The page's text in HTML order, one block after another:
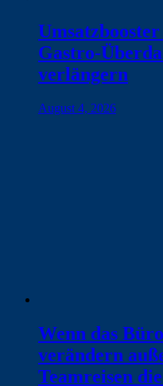
Gastro-
verlängern
August 4, 2026
Wenn das
verändern
Teamreisen